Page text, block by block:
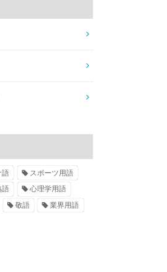
語
スポーツ用語
語
心理学用語
敬語
業界用語